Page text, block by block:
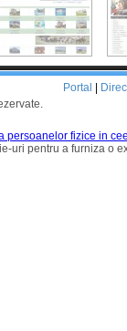
Portal
persoanelor fizice in
uri pentru a furniza o